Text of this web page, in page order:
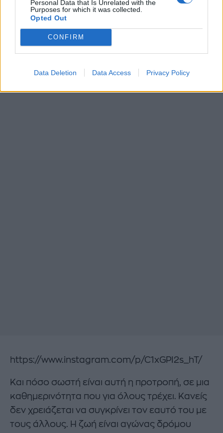
Personal Data that Is Unrelated with the
Purposes for which it was collected.
Opted Out
CONFIRM
Data Deletion Data Access Privacy Policy
https://www.instagram.com/p/C1xGPI2s_hT/
Και πόσο σωστή είναι αυτή η προτροπή, σε μια
καθημερινότητα που για όλους τρέχει. Κανείς
δεν χρειάζεται να συγκρίνει τον εαυτό του με
τους άλλους. Η ζωή είναι αγώνας δρόμου